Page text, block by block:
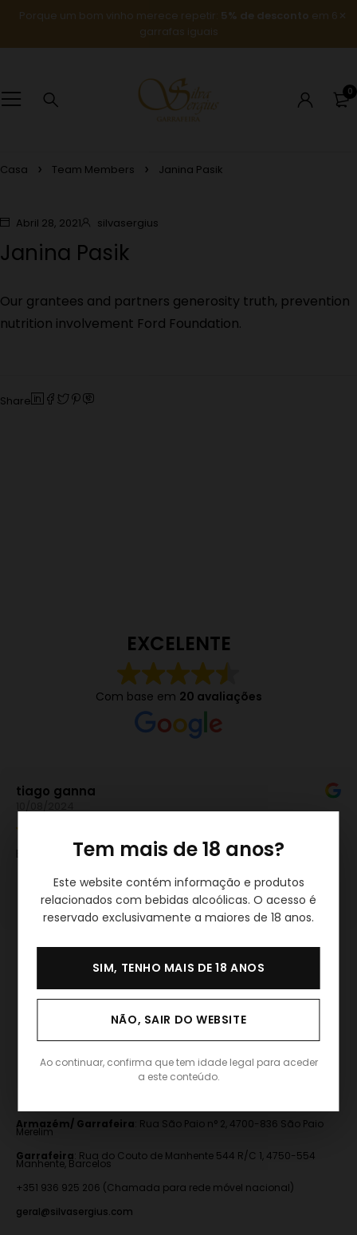
Porque um bom vinho merece repetir: 5% de desconto em 6
garrafas iguais
0
Casa Team Members Janina Pasik
Abril 28, 2021 silvasergius
Janina Pasik
Our grantees and partners generosity truth, prevention
nutrition involvement Ford Foundation.
Share
EXCELENTE
Com base em 20 avaliações
tiago ganna
Este usuário deixou apenas uma avaliação.
Armazém/ Garrafeira Rua São Paio n° 2, 4700-836 São Paio
Merelim
Garrafeira: Rua do Couto de Manhente 544 R/C 1, 4750-554
Manhente, Barcelos
+351 936 925 206 (Chamada para rede móvel nacional)
geral@silvasergius.com
Tem mais de 18 anos?
Este website contém informação e produtos
relacionados com bebidas alcoólicas. O acesso é
reservado exclusivamente a maiores de 18 anos.
SIM, TENHO MAIS DE 18 ANOS
NÃO, SAIR DO WEBSITE
Ao continuar, confirma que tem idade legal para aceder
a este conteúdo.